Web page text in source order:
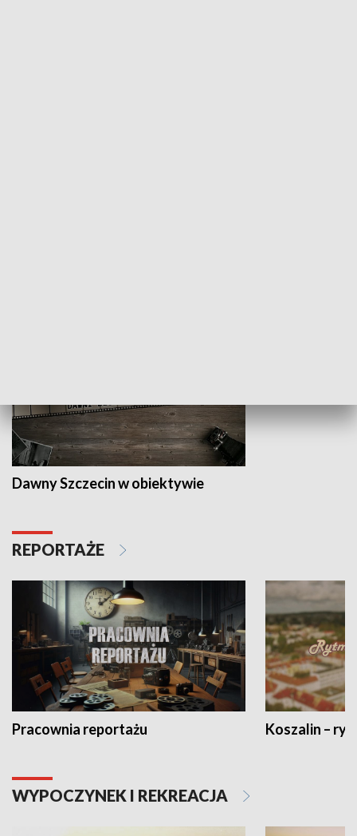
Dawny Szczecin w obiektywie
REPORTAŻE
Pracownia reportażu Koszalin –
WYPOCZYNEK I REKREACJA